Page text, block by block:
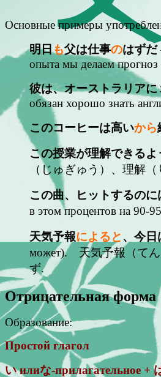
Основные примеры
明日も父は仕事のはずだ
опыта мы делаем
彼は、オーストラリア
обязан хорошо знать
このコーヒーは高いから
この授業が理解できる
（じゅぎゅう）、理解
この曲、ヒットするのに
в этом процентов на 90-
天気予報によると 、今日
может). 天気予報（てん
ず.
Отрицательная
Образование:
Простой глагол
い илиな-прилагательное +